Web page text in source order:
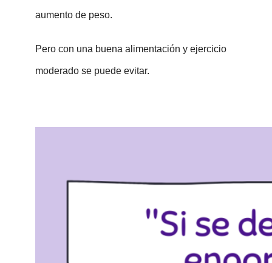
aumento de peso.
Pero con una buena alimentación y ejercicio
moderado se puede evitar.